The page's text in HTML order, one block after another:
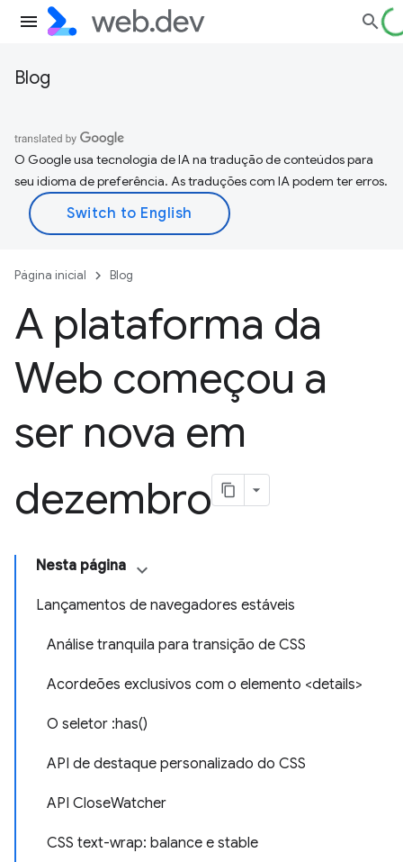
Blog
O Google usa tecnologia de IA na tradução de conteúdos para
seu idioma de preferência. As traduções com IA podem ter erros.
Página inicial Blog
A plataforma da
Web começou a
ser nova em
dezembro
Nesta página
Lançamentos de navegadores estáveis
Análise tranquila para transição de CSS
Acordeões exclusivos com o elemento <details>
O seletor :has()
API de destaque personalizado do CSS
API CloseWatcher
CSS text-wrap: balance e stable